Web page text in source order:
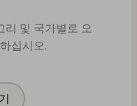
리 및 국가별로 오
십시오.